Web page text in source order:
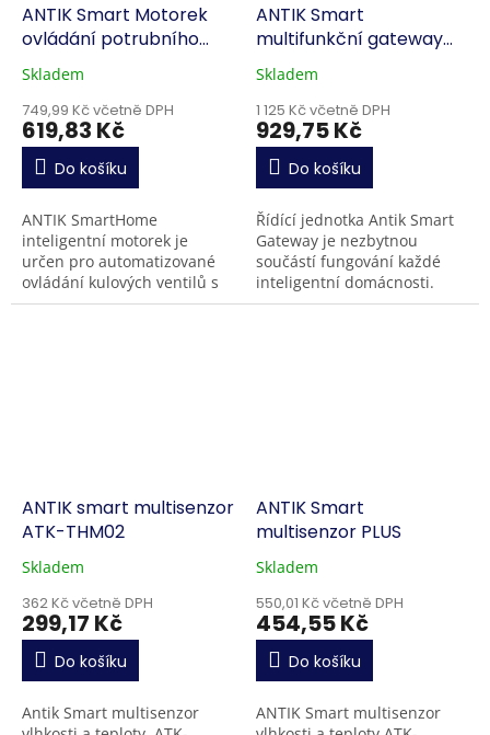
ANTIK Smart Motorek
ovládání potrubního
ventilu
Skladem
749,99 Kč včetně DPH
619,83 Kč
Do košíku
ANTIK SmartHome
inteligentní motorek je
určen pro automatizované
ovládání kulových ventilů s
pákovou rukojetí pro vodu
ANTIK Smart
multifunkční gateway
ATK-MGZW03
Skladem
1 125 Kč včetně DPH
929,75 Kč
Do košíku
Řídící jednotka Antik Smart
Gateway je nezbytnou
součástí fungování každé
inteligentní domácnosti.
Umožní vám vzájemně
ANTIK smart multisenzor
ATK-THM02
Skladem
362 Kč včetně DPH
299,17 Kč
Do košíku
Antik Smart multisenzor
ANTIK Smart
multisenzor PLUS
Skladem
550,01 Kč včetně DPH
454,55 Kč
Do košíku
ANTIK Smart multisenzor